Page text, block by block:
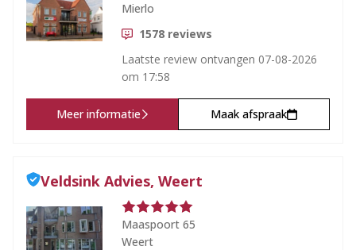
Mierlo
1578 reviews
Laatste review ontvangen 07-08-2026
om 17:58
Meer informatie Maak afspraak
Veldsink Advies, Weert
Maaspoort 65
Weert